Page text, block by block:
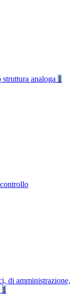
analoga 1
di amministrazione,
1